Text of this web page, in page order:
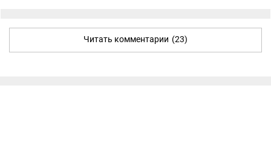
Читать комментарии (23)